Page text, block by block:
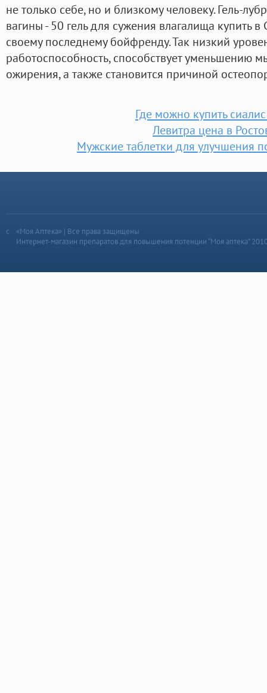
не только себе, но и близкому человеку. Гель-
вагины - 50 гель для сужения влагалища купить
своему последнему бойфренду. Так низкий
работоспособность, способствует уменьшению
ожирения, а также становится причиной
Где можно купить
Левитра цена в
Мужские таблетки для улучшения
«Моя Аптека» | Все права защищены
Интернет-магазин препаратов для повышения потенции “Моя аптека”